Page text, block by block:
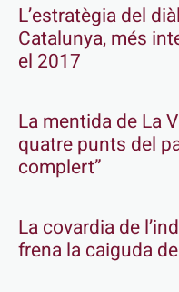
L’estratègia del
Catalunya, més
el 2017
La mentida de La
quatre punts del
complert”
La covardia de
frena la caiguda